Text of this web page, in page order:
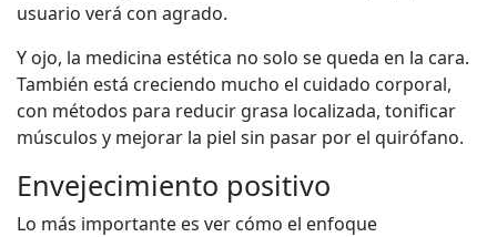
usuario verá con agrado.
Y ojo, la medicina estética no solo se queda en la cara.
También está creciendo mucho el cuidado corporal,
con métodos para reducir grasa localizada, tonificar
músculos y mejorar la piel sin pasar por el quirófano.
Envejecimiento positivo
Lo más importante es ver cómo el enfoque